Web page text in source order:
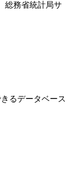
総務省統計局サ
るデータベース